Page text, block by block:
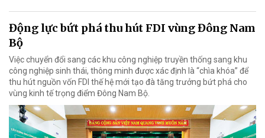
Động lực bứt phá thu hút FDI vùng Đông Nam
Bộ
Việc chuyển đổi sang các khu công nghiệp truyền thống sang khu
công nghiệp sinh thái, thông minh được xác định là “chìa khóa” để
thu hút nguồn vốn FDI thế hệ mới tạo đà tăng trưởng bứt phá cho
vùng kinh tế trọng điểm Đông Nam Bộ.